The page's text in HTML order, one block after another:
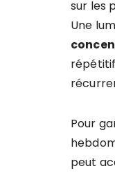
sur les
Une
Pour
peut